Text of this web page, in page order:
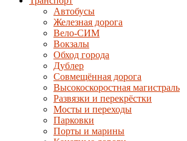
Автобусы
Железная дорога
Вело-СИМ
Вокзалы
Обход города
Дублер
Совмещённая дорога
Высокоскоростная магистраль
Развязки и перекрёстки
Мосты и переходы
Парковки
Порты и марины